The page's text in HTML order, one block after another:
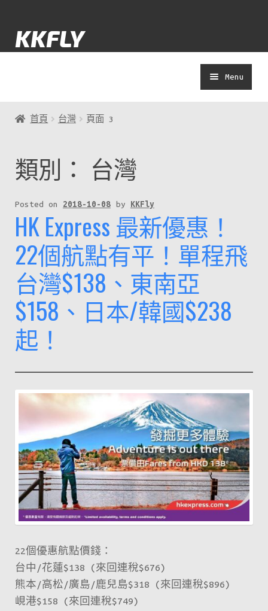
to
to
KKFLY
Menu
著數
APP教學
首頁 台灣 頁面 3
類別： 台灣
Posted on 2018-10-08 by KKFly
HK Express 最新優惠！
22個航點有平！單程飛
台灣$138、東南亞
$158、日本/韓國$238
起！
22個優惠航點價錢：
台中/花蓮$138 (來回連稅$676)
熊本/高松/廣島/鹿兒島$318 (來回連稅$896)
峴港$158 (來回連稅$749)